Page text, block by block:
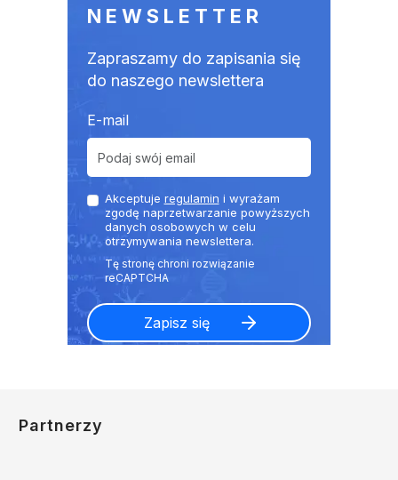
NEWSLETTER
Zapraszamy do zapisania się
do naszego newslettera
E-mail
Akceptuje regulamin i wyrażam
zgodę naprzetwarzanie powyższych
danych osobowych w celu
otrzymywania newslettera.
Partnerzy